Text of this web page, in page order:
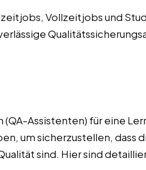
Vollzeitjobs und
(QA-Assistenten) für eine
um sicherzustellen, dass
sind. Hier sind